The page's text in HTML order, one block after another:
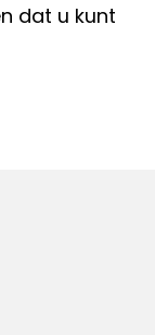
dat u kunt